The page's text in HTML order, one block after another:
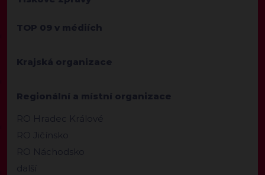
TOP 09 v médiích
Krajská organizace
Regionální a místní organizace
RO Hradec Králové
RO Jičínsko
RO Náchodsko
další